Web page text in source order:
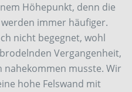
Höhepunkt, denn die
immer häufiger.
nicht begegnet, wohl
Vergangenheit,
nahekommen musste. Wir
hohe Felswand mit